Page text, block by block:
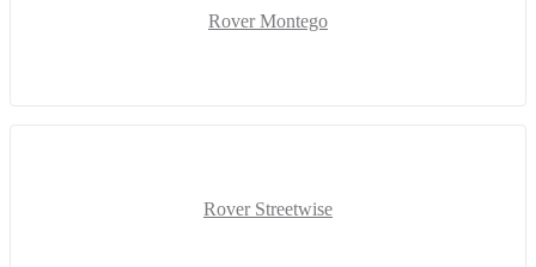
Rover Montego
Rover Streetwise